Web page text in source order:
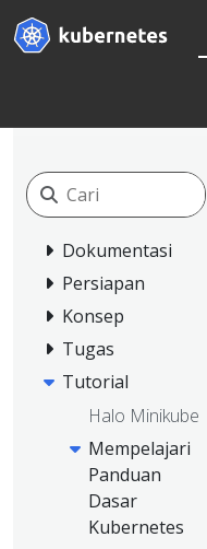
Dokumentasi
Persiapan
Konsep
Tugas
Tutorial
Halo Minikube
Mempelajari
Panduan
Dasar
Kubernetes